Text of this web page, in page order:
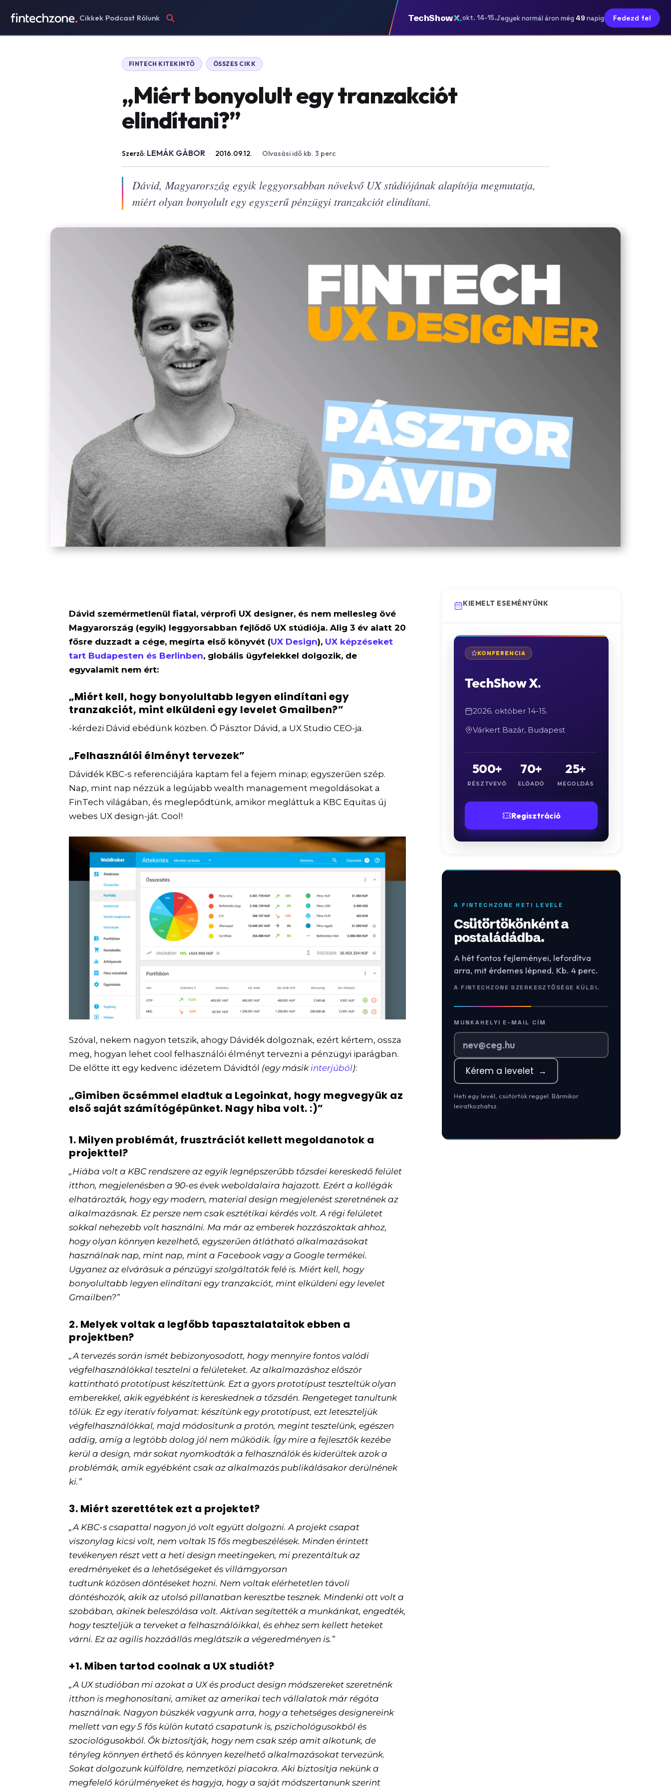
Cikkek Podcast Rólunk TechShow okt. 14-15.Jegyek normál áron még 49 napig Fedezd fel
FINTECH KITEKINTŐ ÖSSZES CIKK
„Miért bonyolult egy tranzakciót
elindítani?”
Szerző: LEMÁK GÁBOR · 2016.09.12. · Olvasási idő kb. 3 perc
Dávid, Magyarország egyik leggyorsabban növekvő UX stúdiójának alapítója megmutatja,
miért olyan bonyolult egy egyszerű pénzügyi tranzakciót elindítani.
Dávid szemérmetlenül fiatal, vérprofi UX designer, és nem mellesleg övé
Magyarország (egyik) leggyorsabban fejlődő UX stúdiója. Alig 3 év alatt 20
fősre duzzadt a cége, megírta első könyvét (UX Design), UX képzéseket
tart Budapesten és Berlinben, globális ügyfelekkel dolgozik, de
egyvalamit nem ért:
„Miért kell, hogy bonyolultabb legyen elindítani egy
tranzakciót, mint elküldeni egy levelet Gmailben?”
-kérdezi Dávid ebédünk közben. Ő Pásztor Dávid, a UX Studio CEO-ja.
„Felhasználói élményt tervezek”
Dávidék KBC-s referenciájára kaptam fel a fejem minap; egyszerűen szép.
Nap, mint nap nézzük a legújabb wealth management megoldásokat a
FinTech világában, és meglepődtünk, amikor megláttuk a KBC Equitas új
webes UX design-ját. Cool!
Szóval, nekem nagyon tetszik, ahogy Dávidék dolgoznak, ezért kértem, ossza
meg, hogyan lehet cool felhasználói élményt tervezni a pénzügyi iparágban.
De előtte itt egy kedvenc idézetem Dávidtól (egy másik interjúból):
„Gimiben öcsémmel eladtuk a Legoinkat, hogy megvegyük az
első saját számítógépünket. Nagy hiba volt. :)”
1. Milyen problémát, frusztrációt kellett megoldanotok a
projekttel?
„Hiába volt a KBC rendszere az egyik legnépszerűbb tőzsdei kereskedő felület
itthon, megjelenésben a 90-es évek weboldalaira hajazott. Ezért a kollégák
elhatározták, hogy egy modern, material design megjelenést szeretnének az
alkalmazásnak. Ez persze nem csak esztétikai kérdés volt. A régi felületet
sokkal nehezebb volt használni. Ma már az emberek hozzászoktak ahhoz,
hogy olyan könnyen kezelhető, egyszerűen átlátható alkalmazásokat
használnak nap, mint nap, mint a Facebook vagy a Google termékei.
Ugyanez az elvárásuk a pénzügyi szolgáltatók felé is. Miért kell, hogy
bonyolultabb legyen elindítani egy tranzakciót, mint elküldeni egy levelet
Gmailben?”
2. Melyek voltak a legfőbb tapasztalataitok ebben a
projektben?
„A tervezés során ismét bebizonyosodott, hogy mennyire fontos valódi
végfelhasználókkal tesztelni a felületeket. Az alkalmazáshoz először
kattintható prototípust készítettünk. Ezt a gyors prototípust teszteltük olyan
emberekkel, akik egyébként is kereskednek a tőzsdén. Rengeteget tanultunk
tőlük. Ez egy iteratív folyamat: készítünk egy prototípust, ezt leteszteljük
végfelhasználókkal, majd módosítunk a protón, megint tesztelünk, egészen
addig, amíg a legtöbb dolog jól nem működik. Így mire a fejlesztők kezébe
kerül a design, már sokat nyomkodták a felhasználók és kiderültek azok a
problémák, amik egyébként csak az alkalmazás publikálásakor derülnének
ki.”
3. Miért szerettétek ezt a projektet?
„A KBC-s csapattal nagyon jó volt együtt dolgozni. A projekt csapat
viszonylag kicsi volt, nem voltak 15 fős megbeszélések. Minden érintett
tevékenyen részt vett a heti design meetingeken, mi prezentáltuk az
eredményeket és a lehetőségeket és villámgyorsan
tudtunk közösen döntéseket hozni. Nem voltak elérhetetlen távoli
döntéshozók, akik az utolsó pillanatban keresztbe tesznek. Mindenki ott volt a
szobában, akinek beleszólása volt. Aktívan segítették a munkánkat, engedték,
hogy teszteljük a terveket a felhasználóikkal, és ehhez sem kellett heteket
várni. Ez az agilis hozzáállás meglátszik a végeredményen is.”
+1. Miben tartod coolnak a UX studiót?
„A UX studióban mi azokat a UX és product design módszereket szeretnénk
itthon is meghonosítani, amiket az amerikai tech vállalatok már régóta
használnak. Nagyon büszkék vagyunk arra, hogy a tehetséges designereink
mellett van egy 5 fős külön kutató csapatunk is, pszichológusokból és
szociológusokból. Ők biztosítják, hogy nem csak szép amit alkotunk, de
tényleg könnyen érthető és könnyen kezelhető alkalmazásokat tervezünk.
Sokat dolgozunk külföldre, nemzetközi piacokra. Aki biztosítja nekünk a
megfelelő körülményeket és hagyja, hogy a saját módszertanunk szerint
KIEMELT ESEMÉNYÜNK
KONFERENCIA
TechShow X.
2026. október 14-15.
Várkert Bazár, Budapest
500+
RÉSZTVEVŐ
70+
ELŐADÓ
25+
MEGOLDÁS
Regisztráció
A FINTECHZONE HETI LEVELE
Csütörtökönként a
postaládádba.
A hét fontos fejleményei, lefordítva
arra, mit érdemes lépned. Kb. 4 perc.
A FINTECHZONE SZERKESZTŐSÉGE KÜLDI.
MUNKAHELYI E-MAIL CÍM
Kérem a levelet →
Heti egy levél, csütörtök reggel. Bármikor
leiratkozhatsz.